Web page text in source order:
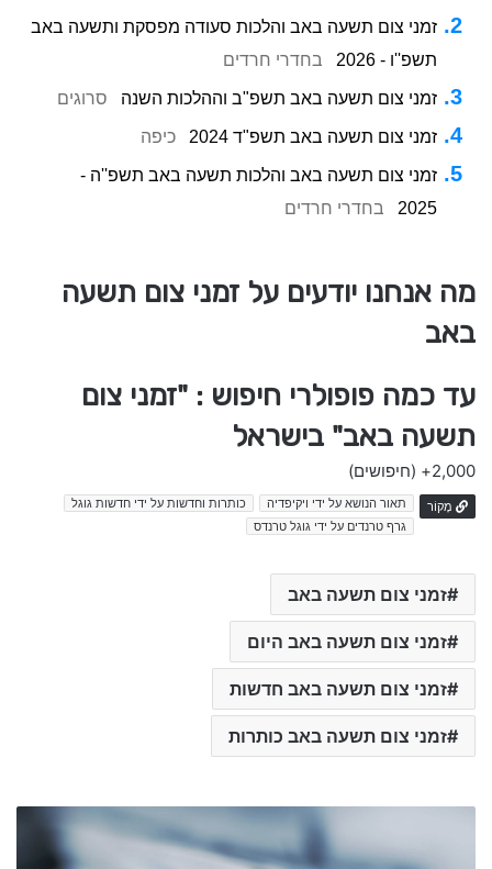
זמני צום תשעה באב והלכות סעודה מפסקת ותשעה באב
תשפ''ו - 2026
בחדרי חרדים
זמני צום תשעה באב תשפ"ב וההלכות השנה סרוגים
זמני צום תשעה באב תשפ"ד 2024 כיפה
זמני צום תשעה באב והלכות תשעה באב תשפ''ה -
2025
בחדרי חרדים
מה אנחנו יודעים על זמני צום תשעה
באב
עד כמה פופולרי חיפוש : "זמני צום
תשעה באב" בישראל
2,000+ (חיפושים)
מָקוֹר תאור הנושא על ידי ויקיפדיה
כותרות וחדשות על ידי חדשות גוגל
גרף טרנדים על ידי גוגל טרנדס
זמני צום תשעה באב
זמני צום תשעה באב היום
זמני צום תשעה באב חדשות
זמני צום תשעה באב כותרות